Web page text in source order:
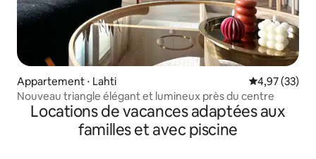
Appartement ⋅ Lahti Évaluation
4,97 (33)
Nouveau triangle élégant et lumineux près du centre
Locations de vacances adaptées aux
familles et avec piscine